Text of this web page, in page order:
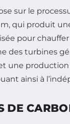
sur le
qui produit
pour chauffer
des turbines
une production
ainsi à
DE